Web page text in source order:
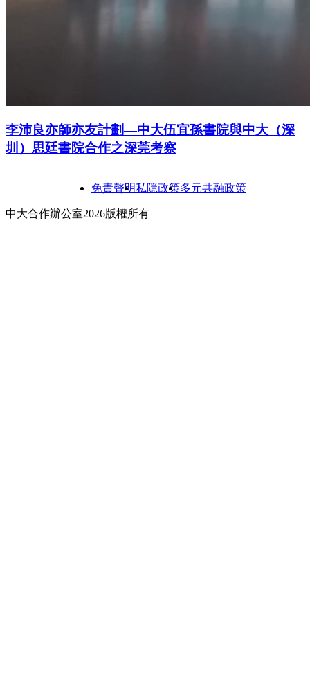
李沛良亦師亦友計劃—中大伍宜孫書院與中大（深
圳）思廷書院合作之深莞考察
免責聲明私隱政策多元共融政策
中大合作辦公室2026版權所有